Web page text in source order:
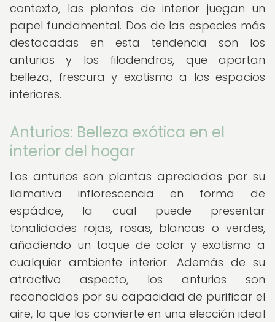
contexto, las plantas de interior juegan un
papel fundamental. Dos de las especies más
destacadas en esta tendencia son los
anturios y los filodendros, que aportan
belleza, frescura y exotismo a los espacios
interiores.
Anturios: Belleza exótica en el
interior del hogar
Los anturios son plantas apreciadas por su
llamativa inflorescencia en forma de
espádice, la cual puede presentar
tonalidades rojas, rosas, blancas o verdes,
añadiendo un toque de color y exotismo a
cualquier ambiente interior. Además de su
atractivo aspecto, los anturios son
reconocidos por su capacidad de purificar el
aire, lo que los convierte en una elección ideal